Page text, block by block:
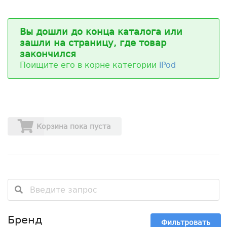
Вы дошли до конца каталога или
зашли на страницу, где товар
закончился
Поищите его в корне категории iPod
Корзина пока пуста
Фильтровать
Бренд